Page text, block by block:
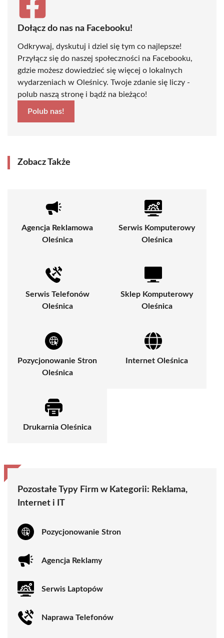
Dołącz do nas na Facebooku!
Odkrywaj, dyskutuj i dziel się tym co najlepsze!
Przyłącz się do naszej społeczności na Facebooku,
gdzie możesz dowiedzieć się więcej o lokalnych
wydarzeniach w Oleśnicy. Twoje zdanie się liczy -
polub naszą stronę i bądź na bieżąco!
Polub nas!
Zobacz Także
Agencja Reklamowa
Oleśnica
Serwis Komputerowy
Oleśnica
Serwis Telefonów
Oleśnica
Sklep Komputerowy
Oleśnica
Pozycjonowanie Stron
Oleśnica
Internet Oleśnica
Drukarnia Oleśnica
Pozostałe Typy Firm w Kategorii: Reklama,
Internet i IT
Pozycjonowanie Stron
Agencja Reklamy
Serwis Laptopów
Naprawa Telefonów